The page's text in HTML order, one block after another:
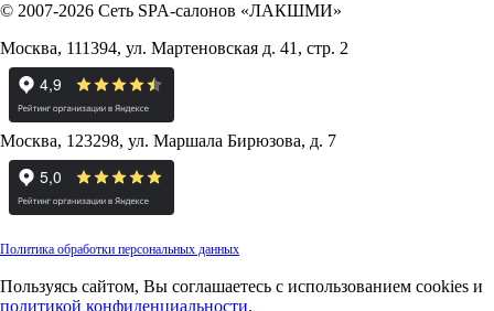
© 2007-2026 Сеть SPA-салонов «ЛАКШМИ»
Москва, 111394, ул. Мартеновская д. 41, стр. 2
Москва, 123298, ул. Маршала Бирюзова, д. 7
Политика обработки персональных данных
Пользуясь сайтом, Вы соглашаетесь с использованием cookies и
политикой конфиденциальности.